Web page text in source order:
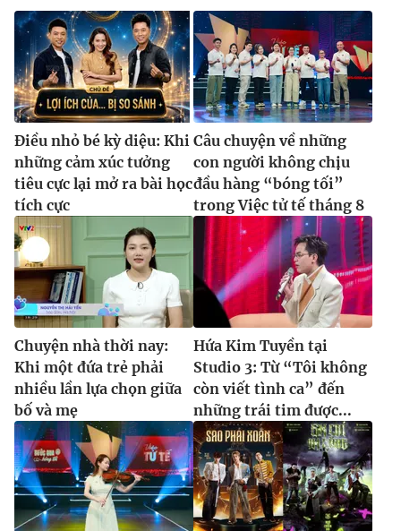
Điều nhỏ bé kỳ diệu: Khi
những cảm xúc tưởng
tiêu cực lại mở ra bài học
tích cực
Câu chuyện về những
con người không chịu
đầu hàng “bóng tối”
trong Việc tử tế tháng 8
Chuyện nhà thời nay:
Khi một đứa trẻ phải
nhiều lần lựa chọn giữa
bố và mẹ
Hứa Kim Tuyền tại
Studio 3: Từ “Tôi không
còn viết tình ca” đến
những trái tim được...